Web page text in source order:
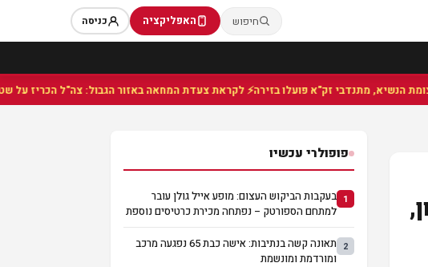
חיפוש האפליקציה כניסה
⚡ לקראת צעדת המחאה באזור הגבול: צה"ל הכריז על שטח
פופולרי עכשיו
1 בעקבות הביקוש העצום: מופע אייל גולן עובר
למתחם הספורטק – נפתחה מכירת כרטיסים נוספת
2
תאונה קשה בנתיבות: אישה כבת 65 נפגעה מרכב
ומורדמת ומונשמת